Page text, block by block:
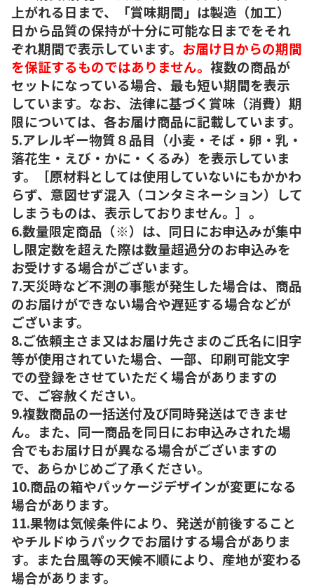
上がれる日まで、「賞味期間」は製造（加工）
日から品質の保持が十分に可能な日までをそれ
ぞれ期間で表示しています。 お届け日からの期間
を保証するものではありません。 複数の商品が
セットになっている場合、最も短い期間を表示
しています。なお、法律に基づく賞味（消費）期
限については、各お届け商品に記載しています。
5.アレルギー物質８品目（小麦・そば・卵・乳・
落花生・えび・かに・くるみ）を表示していま
す。［原材料としては使用していないにもかかわ
らず、意図せず混入（コンタミネーション）して
しまうものは、表示しておりません。］。
6.数量限定商品（※）は、同日にお申込みが集中
し限定数を超えた際は数量超過分のお申込みを
お受けする場合がございます。
7.天災時など不測の事態が発生した場合は、商品
のお届けができない場合や遅延する場合などが
ございます。
8.ご依頼主さま又はお届け先さまのご氏名に旧字
等が使用されていた場合、一部、印刷可能文字
での登録をさせていただく場合がありますの
で、ご容赦ください。
9.複数商品の一括送付及び同時発送はできませ
ん。また、同一商品を同日にお申込みされた場
合でもお届け日が異なる場合がございますの
で、あらかじめご了承ください。
10.商品の箱やパッケージデザインが変更になる
場合があります。
11.果物は気候条件により、発送が前後すること
やチルドゆうパックでお届けする場合がありま
す。また台風等の天候不順により、産地が変わる
場合があります。